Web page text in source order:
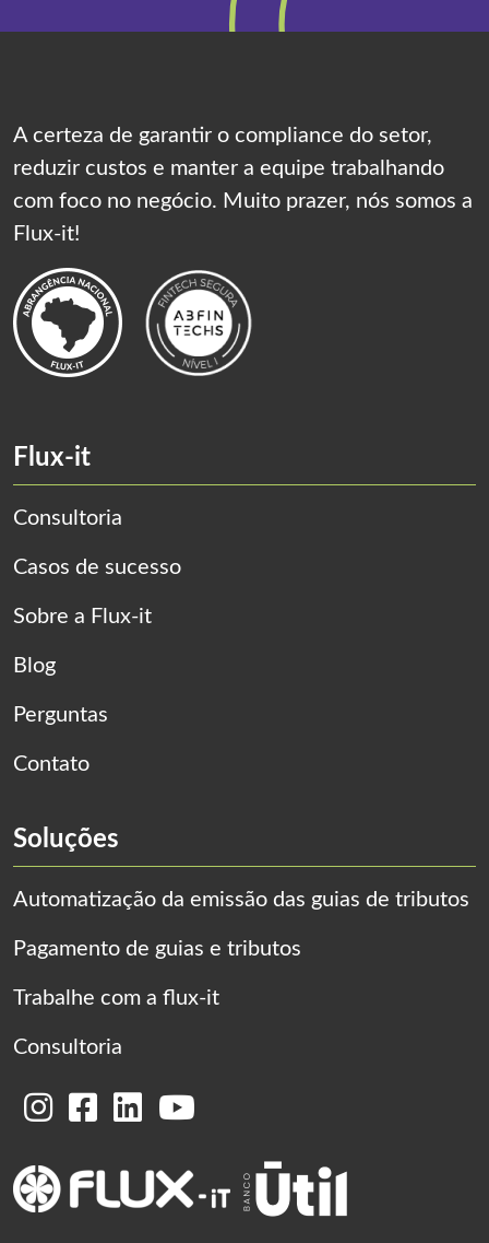
A certeza de garantir o compliance do setor,
reduzir custos e manter a equipe trabalhando
com foco no negócio. Muito prazer, nós somos a
Flux-it!
Flux-it
Consultoria
Casos de sucesso
Sobre a Flux-it
Blog
Perguntas
Contato
Soluções
Automatização da emissão das guias de tributos
Pagamento de guias e tributos
Trabalhe com a flux-it
Consultoria